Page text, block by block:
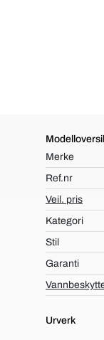
Merke
Ref.nr
Veil. pris
Kategori
Stil
Garanti
Urverk